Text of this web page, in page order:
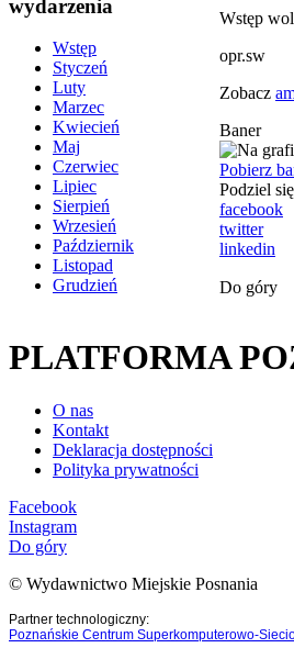
wydarzenia
Wstęp
Styczeń
Luty
Marzec
Kwiecień
Maj
Czerwiec
Lipiec
Sierpień
Wrzesień
Październik
Listopad
Grudzień
Wstęp
opr.sw
Zobacz
Baner
Pobierz
Podziel się
facebook
twitter
linkedin
Do góry
PLATFORMA
O nas
Kontakt
Deklaracja dostępności
Polityka prywatności
Facebook
Instagram
Do góry
© Wydawnictwo Miejskie Posnania
Partner technologiczny:
Poznańskie Centrum Superkomputerowo-